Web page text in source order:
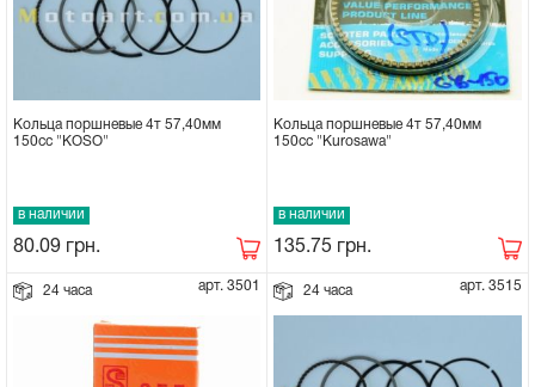
Кольца поршневые 4т 57,40мм
150сс "KOSO"
в наличии
80.09 грн.
Кольца поршневые 4т 57,40мм
150сс "Kurosawa"
в наличии
135.75 грн.
24 часа арт. 3501 24 часа арт. 3515